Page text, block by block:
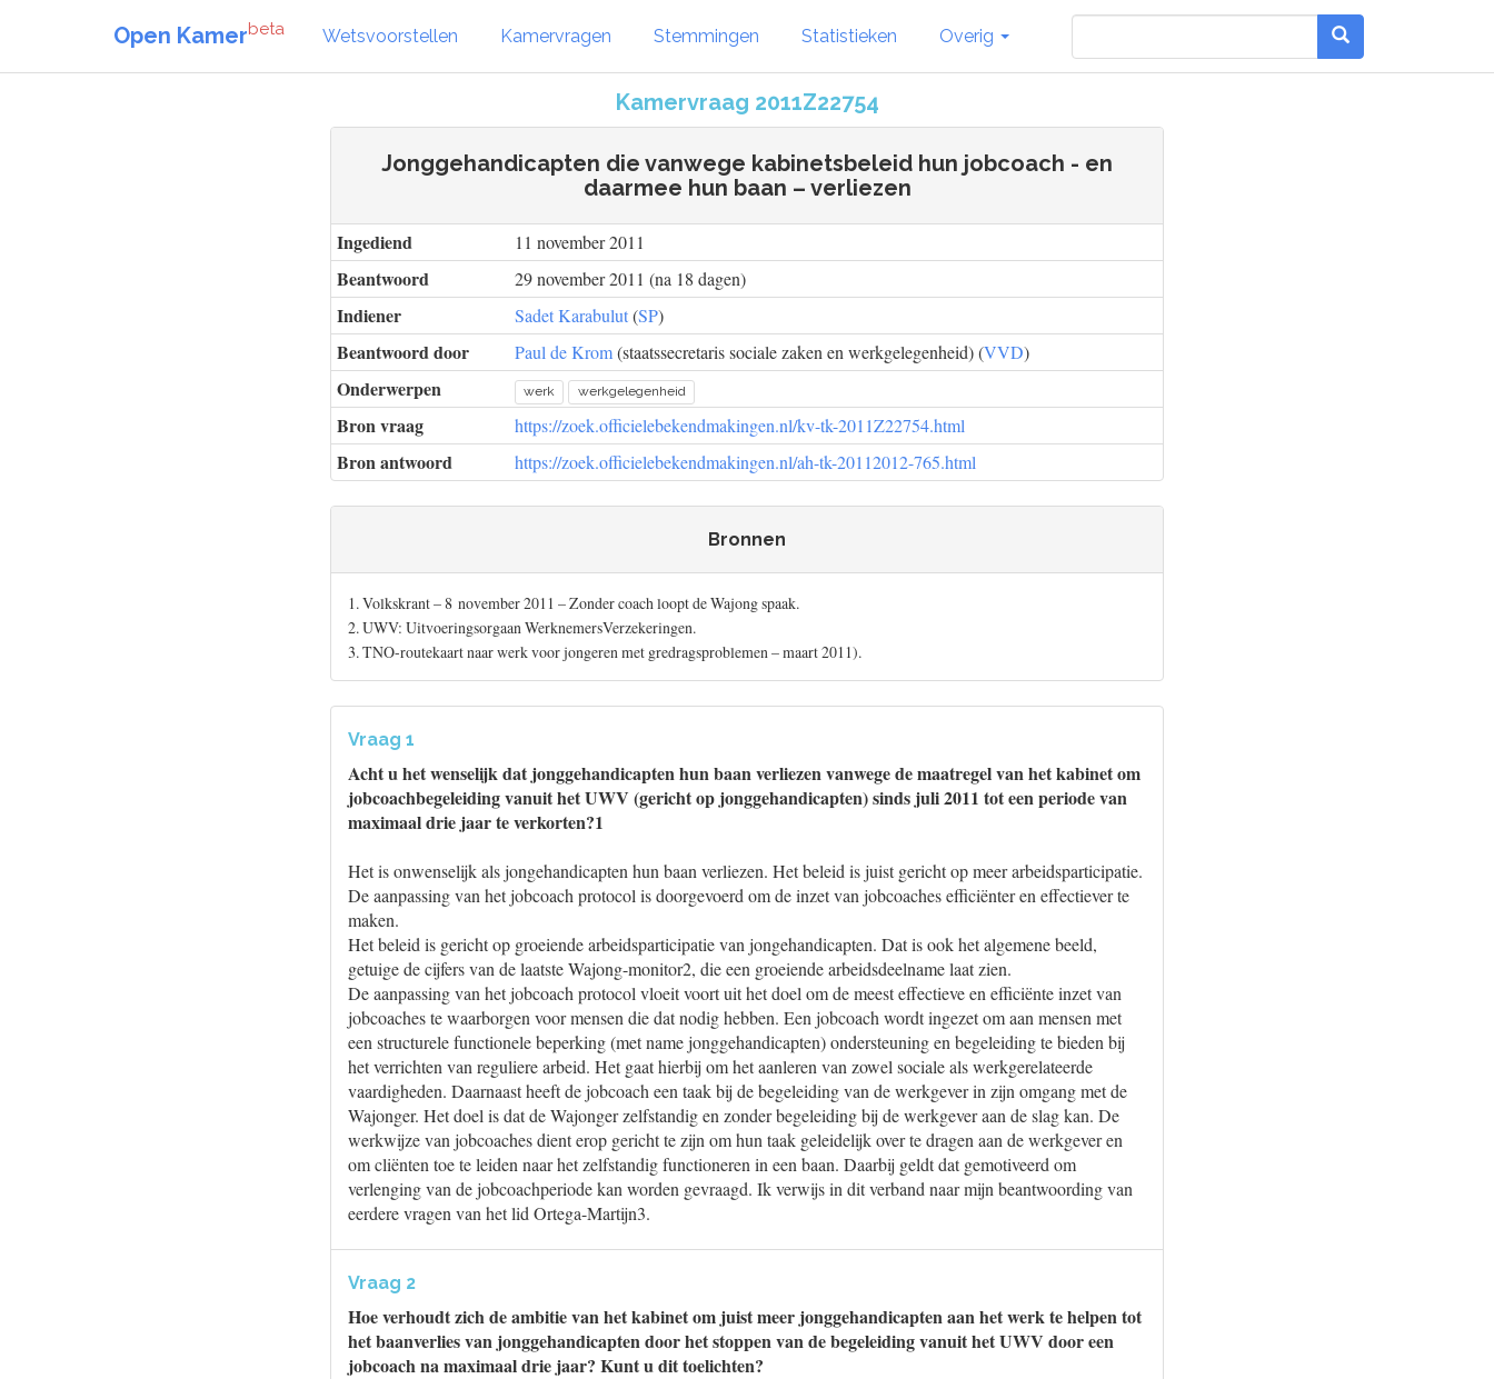
Open Kamerbeta Wetsvoorstellen Kamervragen Stemmingen Statistieken Overig
Kamervraag 2011Z22754
Jonggehandicapten die vanwege kabinetsbeleid hun jobcoach - en
daarmee hun baan – verliezen
Ingediend 11 november 2011
Beantwoord 29 november 2011 (na 18 dagen)
Indiener Sadet Karabulut(SP)
Beantwoord door Paul de Krom(staatssecretaris sociale zaken en werkgelegenheid) (VVD)
Onderwerpen werk werkgelegenheid
Bron vraag https://zoek.officielebekendmakingen.nl/kv-tk-2011Z22754.html
Bron antwoord https://zoek.officielebekendmakingen.nl/ah-tk-20112012-765.html
Bronnen
1. Volkskrant – 8 november 2011 – Zonder coach loopt de Wajong spaak.
2. UWV: Uitvoeringsorgaan WerknemersVerzekeringen.
3. TNO-routekaart naar werk voor jongeren met gredragsproblemen – maart 2011).
Vraag 1
Acht u het wenselijk dat jonggehandicapten hun baan verliezen vanwege de maatregel van het kabinet om
jobcoachbegeleiding vanuit het UWV (gericht op jonggehandicapten) sinds juli 2011 tot een periode van
maximaal drie jaar te verkorten?1
Het is onwenselijk als jongehandicapten hun baan verliezen. Het beleid is juist gericht op meer arbeidsparticipatie.
De aanpassing van het jobcoach protocol is doorgevoerd om de inzet van jobcoaches efficiënter en effectiever te
maken.
Het beleid is gericht op groeiende arbeidsparticipatie van jongehandicapten. Dat is ook het algemene beeld,
getuige de cijfers van de laatste Wajong-monitor2, die een groeiende arbeidsdeelname laat zien.
De aanpassing van het jobcoach protocol vloeit voort uit het doel om de meest effectieve en efficiënte inzet van
jobcoaches te waarborgen voor mensen die dat nodig hebben. Een jobcoach wordt ingezet om aan mensen met
een structurele functionele beperking (met name jonggehandicapten) ondersteuning en begeleiding te bieden bij
het verrichten van reguliere arbeid. Het gaat hierbij om het aanleren van zowel sociale als werkgerelateerde
vaardigheden. Daarnaast heeft de jobcoach een taak bij de begeleiding van de werkgever in zijn omgang met de
Wajonger. Het doel is dat de Wajonger zelfstandig en zonder begeleiding bij de werkgever aan de slag kan. De
werkwijze van jobcoaches dient erop gericht te zijn om hun taak geleidelijk over te dragen aan de werkgever en
om cliënten toe te leiden naar het zelfstandig functioneren in een baan. Daarbij geldt dat gemotiveerd om
verlenging van de jobcoachperiode kan worden gevraagd. Ik verwijs in dit verband naar mijn beantwoording van
eerdere vragen van het lid Ortega-Martijn3.
Vraag 2
Hoe verhoudt zich de ambitie van het kabinet om juist meer jonggehandicapten aan het werk te helpen tot
het baanverlies van jonggehandicapten door het stoppen van de begeleiding vanuit het UWV door een
jobcoach na maximaal drie jaar? Kunt u dit toelichten?